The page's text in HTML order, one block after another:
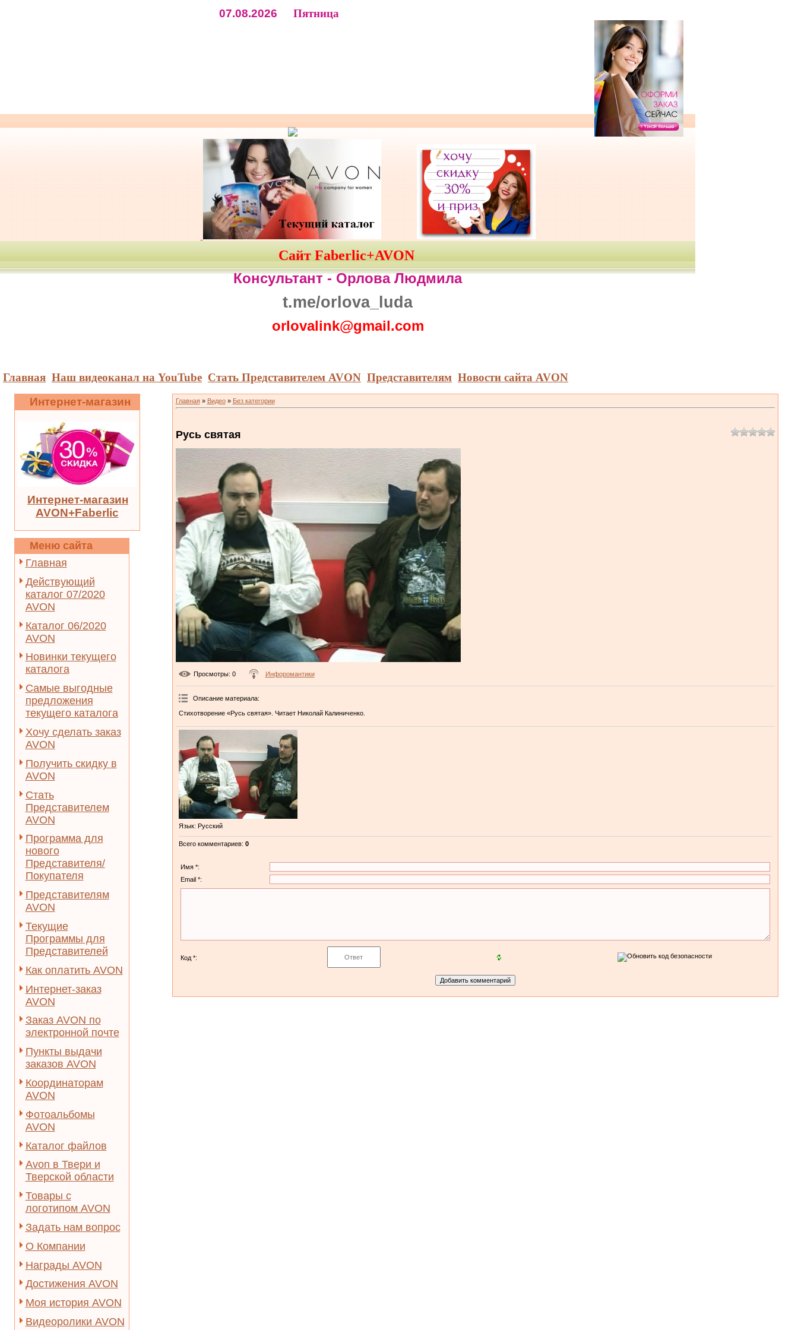
07.08.2026 Пятница
Сайт Faberlic+AVON
Консультант -Орлова Людмила
t.me/orlova_luda
orlovalink@gmail.com
Главная Наш видеоканал на YouTube Стать Представителем AVON Представителям Новости сайта AVON
Интернет-магазин
Интернет-магазин
AVON+Faberlic
Меню сайта
Главная
Действующий
каталог 07/2020
AVON
Каталог 06/2020
AVON
Новинки текущего
каталога
Самые выгодные
предложения
текущего каталога
Хочу сделать заказ
AVON
Получить скидку в
AVON
Стать
Представителем
AVON
Программа для
нового
Представителя/
Покупателя
Представителям
AVON
Текущие
Программы для
Представителей
Как оплатить AVON
Интернет-заказ
AVON
Заказ AVON по
электронной почте
Пункты выдачи
заказов AVON
Координаторам
AVON
Фотоальбомы
AVON
Каталог файлов
Avon в Твери и
Тверской области
Товары с
логотипом AVON
Задать нам вопрос
О Компании
Награды AVON
Достижения AVON
Моя история AVON
Видеоролики AVON
Главная» Видео» Без категории
Русь святая
Просмотры: 0 Инфоромантики
Описание материала:
Стихотворение «Русь святая». Читает Николай Калиниченко.
Язык: Русский
Всего комментариев: 0
Имя *:
Email *:
Код *: